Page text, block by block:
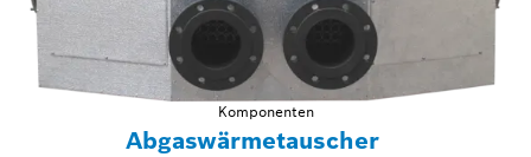
Komponenten
Abgaswärmetauscher